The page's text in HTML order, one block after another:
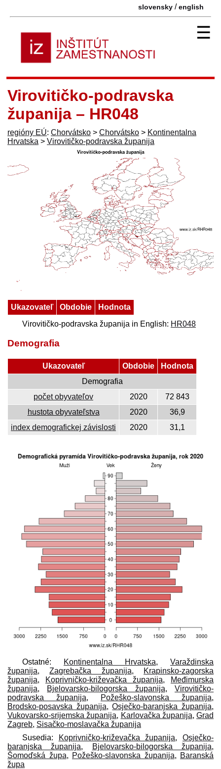
slovensky /english
☰
Virovitičko-podravska
županija – HR048
regióny EÚ: Chorvátsko > Chorvátsko > Kontinentalna
Hrvatska > Virovitičko-podravska županija
Ukazovateľ Obdobie
Hodnota
Virovitičko-podravska županija in English: HR048
Demografia
Ukazovateľ Obdobie
Hodnota
Demografia
počet obyvateľov
2020
72 843
hustota obyvateľstva
2020
36,9
index demografickej závislosti
2020 31,1
Ostatné: Kontinentalna Hrvatska, Varaždinska
županija,Zagrebačka županija,
Krapinsko-zagorska
županija, Koprivničko-križevačka županija,
Međimurska
županija, Bjelovarsko-bilogorska županija,Virovitičko-
podravska županija, Požeško-slavonska županija,
Brodsko-posavska županija,Osječko-baranjska županija,
Vukovarsko-srijemska županija, Karlovačka županija, Grad
Zagreb, Sisačko-moslavačka županija
Susedia:
Koprivničko-križevačka županija,Osječko-
baranjska županija, Bjelovarsko-bilogorska županija,
Šomoďská župa, Požeško-slavonska županija, Baranská
župa